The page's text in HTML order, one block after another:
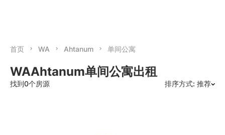
首页 WA Ahtanum 单间公寓
WAAhtanum单间公寓出租
找到0个房源 排序方式: 推荐